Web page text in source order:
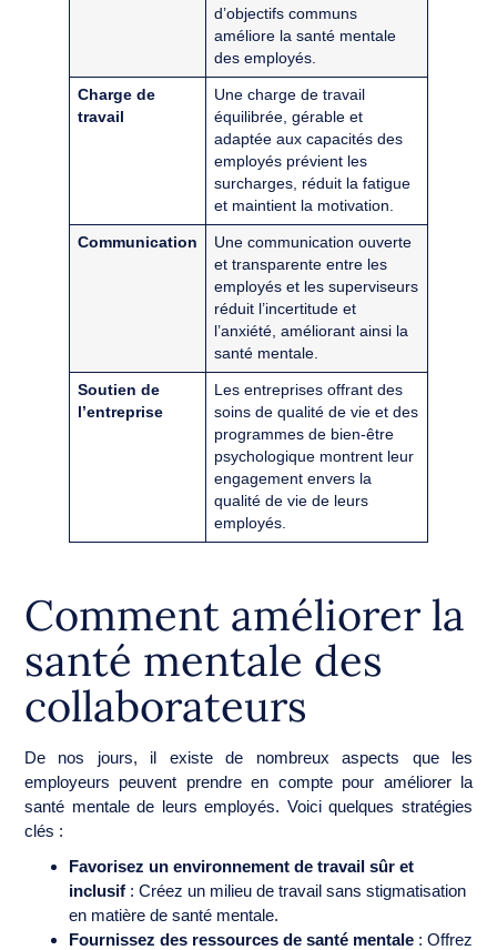
d’objectifs communs
améliore la santé mentale
des employés.
Charge de
travail
Une charge de travail
équilibrée, gérable et
adaptée aux capacités des
employés prévient les
surcharges, réduit la fatigue
et maintient la motivation.
Communication
Une communication ouverte
et transparente entre les
employés et les superviseurs
réduit l’incertitude et
l’anxiété, améliorant ainsi la
santé mentale.
Soutien de
l’entreprise
Les entreprises offrant des
soins de qualité de vie et des
programmes de bien-être
psychologique montrent leur
engagement envers la
qualité de vie de leurs
employés.
Comment améliorer la
santé mentale des
collaborateurs
De nos jours, il existe de nombreux aspects que les
employeurs peuvent prendre en compte pour améliorer la
santé mentale de leurs employés. Voici quelques stratégies
clés :
Favorisez un environnement de travail sûr et
inclusif : Créez un milieu de travail sans stigmatisation
en matière de santé mentale.
Fournissez des ressources de santé mentale : Offrez